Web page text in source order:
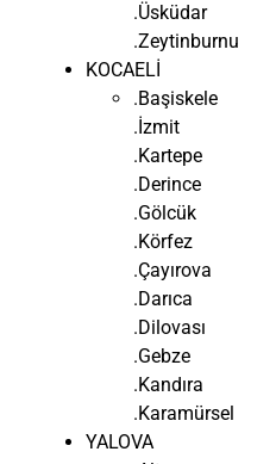
.Üsküdar
.Zeytinburnu
KOCAELİ
.Başiskele
.İzmit
.Kartepe
.Derince
.Gölcük
.Körfez
.Çayırova
.Darıca
.Dilovası
.Gebze
.Kandıra
.Karamürsel
YALOVA